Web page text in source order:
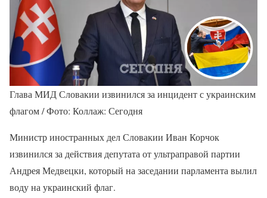
Глава МИД Словакии извинился за инцидент с украинским
флагом / Фото: Коллаж: Сегодня
Министр иностранных дел Словакии Иван Корчок
извинился за действия депутата от ультраправой партии
Андрея Медвецки, который на заседании парламента вылил
воду на украинский флаг.